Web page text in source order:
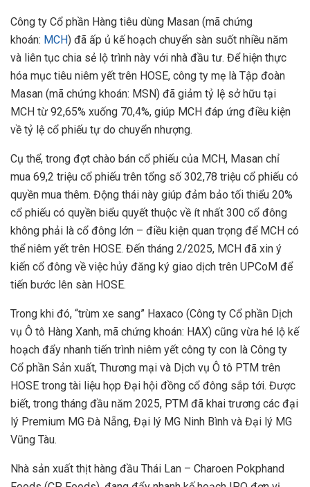
Công ty Cổ phần Hàng tiêu dùng Masan (mã chứng
khoán: MCH) đã ấp ủ kế hoạch chuyển sàn suốt nhiều năm
và liên tục chia sẻ lộ trình này với nhà đầu tư. Để hiện thực
hóa mục tiêu niêm yết trên HOSE, công ty mẹ là Tập đoàn
Masan (mã chứng khoán: MSN) đã giảm tỷ lệ sở hữu tại
MCH từ 92,65% xuống 70,4%, giúp MCH đáp ứng điều kiện
về tỷ lệ cổ phiếu tự do chuyển nhượng.
Cụ thể, trong đợt chào bán cổ phiếu của MCH, Masan chỉ
mua 69,2 triệu cổ phiếu trên tổng số 302,78 triệu cổ phiếu có
quyền mua thêm. Động thái này giúp đảm bảo tối thiểu 20%
cổ phiếu có quyền biểu quyết thuộc về ít nhất 300 cổ đông
không phải là cổ đông lớn – điều kiện quan trọng để MCH có
thể niêm yết trên HOSE. Đến tháng 2/2025, MCH đã xin ý
kiến cổ đông về việc hủy đăng ký giao dịch trên UPCoM để
tiến bước lên sàn HOSE.
Trong khi đó, “trùm xe sang” Haxaco (Công ty Cổ phần Dịch
vụ Ô tô Hàng Xanh, mã chứng khoán: HAX) cũng vừa hé lộ kế
hoạch đẩy nhanh tiến trình niêm yết công ty con là Công ty
Cổ phần Sản xuất, Thương mại và Dịch vụ Ô tô PTM trên
HOSE trong tài liệu họp Đại hội đồng cổ đông sắp tới. Được
biết, trong tháng đầu năm 2025, PTM đã khai trương các đại
lý Premium MG Đà Nẵng, Đại lý MG Ninh Bình và Đại lý MG
Vũng Tàu.
Nhà sản xuất thịt hàng đầu Thái Lan – Charoen Pokphand